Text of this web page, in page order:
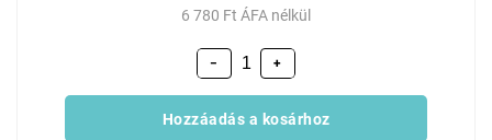
6 780 Ft ÁFA nélkül
+
−
Hozzáadás a kosárhoz